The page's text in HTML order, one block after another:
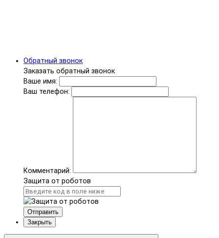
Обратный звонок
Заказать обратный звонок
Ваше имя:
Ваш телефон:
Комментарий:
Защита от роботов
Отправить
Закрыть